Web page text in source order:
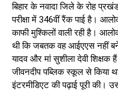
बिहार के नवादा जिले के रोह
परीक्षा में 346वीं रैंक पाई है।
काफी मुश्किलों वाली रही है।
थी कि जबतक वह आईएएस नहीं
यादव और मां सुशीला देवी
जीवनदीप पब्लिक स्कूल से किया
इंटरमीडिएट की पढ़ाई पूरी की।